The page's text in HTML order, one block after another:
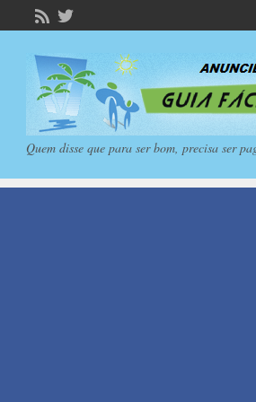
Quem disse que para ser bom, precisa ser